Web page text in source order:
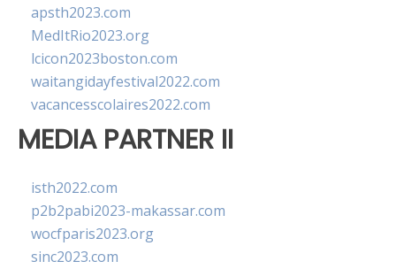
apsth2023.com
MedItRio2023.org
lcicon2023boston.com
waitangidayfestival2022.com
vacancesscolaires2022.com
MEDIA PARTNER II
isth2022.com
p2b2pabi2023-makassar.com
wocfparis2023.org
sinc2023.com